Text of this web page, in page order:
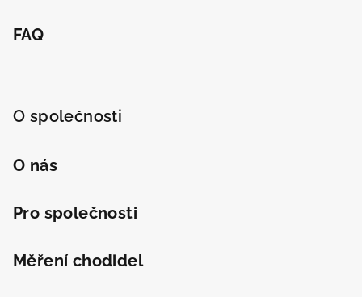
FAQ
O společnosti
O nás
Pro společnosti
Měření chodidel